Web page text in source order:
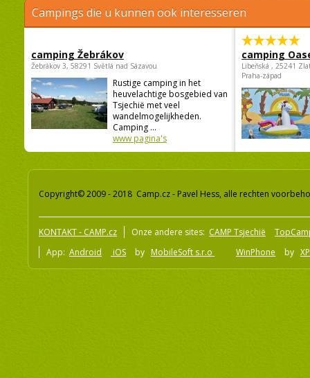
Campings die u kunnen ook interesseren
camping Žebrákov
Žebrákov 3, 58291 Světlá nad Sázavou
Rustige camping in het
heuvelachtige bosgebied van
Tsjechië met veel
wandelmogelijkheden.
Camping ...
www pagina's
camping
Libeňská , 25241
Praha-západ
Copyright© 2009 - 2018 Camp.cz - Pavel Hess, alle rechten
KONTAKT - CAMP.cz Onze andere sites: CAMP Tsjechië
App: Android iOS by MobileSoft s.r.o WinPhone by